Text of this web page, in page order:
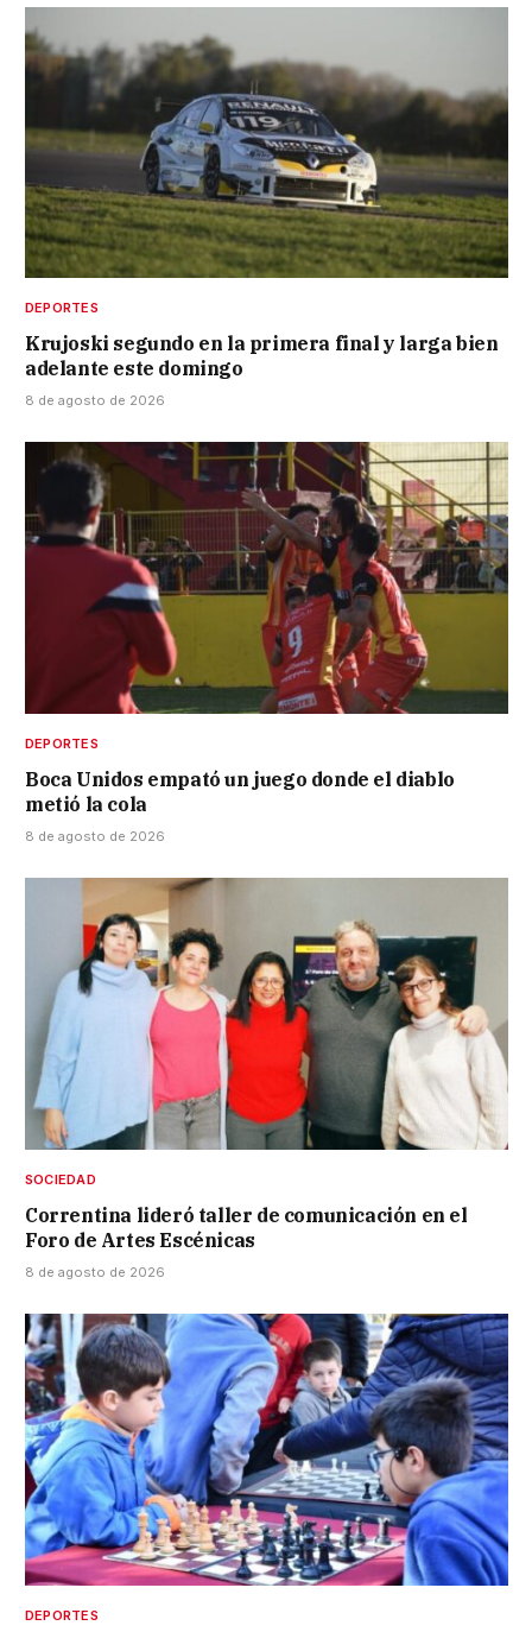
DEPORTES
Krujoski segundo en la primera final y larga bien
adelante este domingo
8 de agosto de 2026
DEPORTES
Boca Unidos empató un juego donde el diablo
metió la cola
8 de agosto de 2026
SOCIEDAD
Correntina lideró taller de comunicación en el
Foro de Artes Escénicas
8 de agosto de 2026
DEPORTES